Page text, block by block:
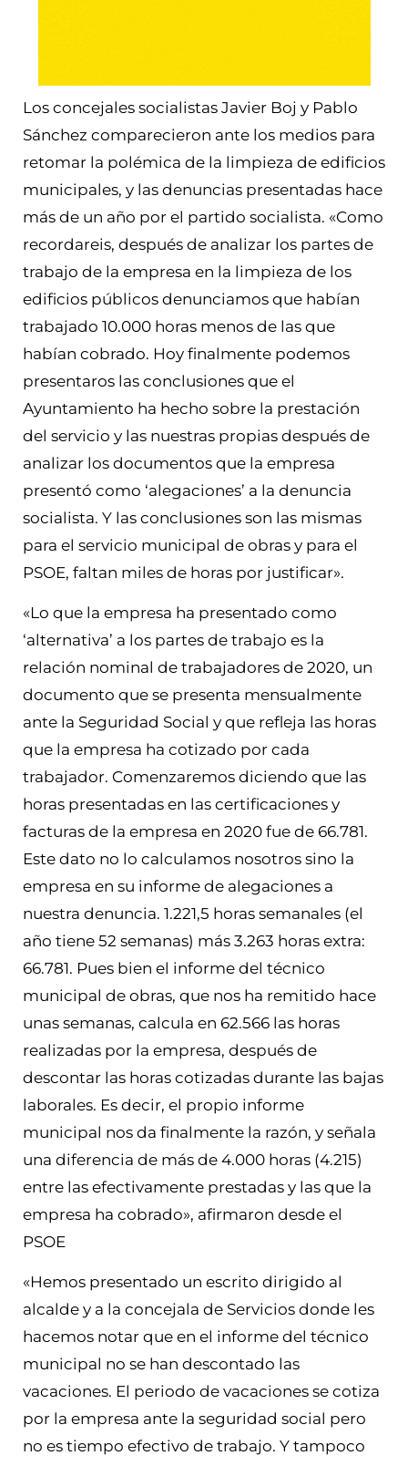
Los concejales socialistas Javier Boj y Pablo
Sánchez comparecieron ante los medios para
retomar la polémica de la limpieza de edificios
municipales, y las denuncias presentadas hace
más de un año por el partido socialista. «Como
recordareis, después de analizar los partes de
trabajo de la empresa en la limpieza de los
edificios públicos denunciamos que habían
trabajado 10.000 horas menos de las que
habían cobrado. Hoy finalmente podemos
presentaros las conclusiones que el
Ayuntamiento ha hecho sobre la prestación
del servicio y las nuestras propias después de
analizar los documentos que la empresa
presentó como ‘alegaciones’ a la denuncia
socialista. Y las conclusiones son las mismas
para el servicio municipal de obras y para el
PSOE, faltan miles de horas por justificar».
«Lo que la empresa ha presentado como
‘alternativa’ a los partes de trabajo es la
relación nominal de trabajadores de 2020, un
documento que se presenta mensualmente
ante la Seguridad Social y que refleja las horas
que la empresa ha cotizado por cada
trabajador. Comenzaremos diciendo que las
horas presentadas en las certificaciones y
facturas de la empresa en 2020 fue de 66.781.
Este dato no lo calculamos nosotros sino la
empresa en su informe de alegaciones a
nuestra denuncia. 1.221,5 horas semanales (el
año tiene 52 semanas) más 3.263 horas extra:
66.781. Pues bien el informe del técnico
municipal de obras, que nos ha remitido hace
unas semanas, calcula en 62.566 las horas
realizadas por la empresa, después de
descontar las horas cotizadas durante las bajas
laborales. Es decir, el propio informe
municipal nos da finalmente la razón, y señala
una diferencia de más de 4.000 horas (4.215)
entre las efectivamente prestadas y las que la
empresa ha cobrado», afirmaron desde el
PSOE
«Hemos presentado un escrito dirigido al
alcalde y a la concejala de Servicios donde les
hacemos notar que en el informe del técnico
municipal no se han descontado las
vacaciones. El periodo de vacaciones se cotiza
por la empresa ante la seguridad social pero
no es tiempo efectivo de trabajo. Y tampoco